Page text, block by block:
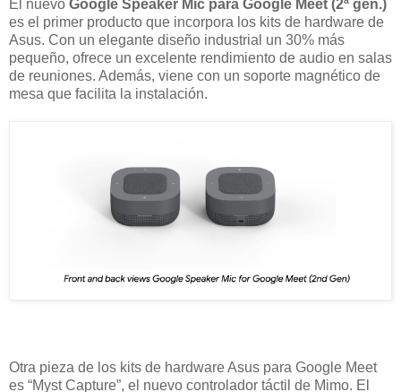
El nuevo Google Speaker Mic para Google Meet (2ª gen.)
es el primer producto que incorpora los kits de hardware de
Asus. Con un elegante diseño industrial un 30% más
pequeño, ofrece un excelente rendimiento de audio en salas
de reuniones. Además, viene con un soporte magnético de
mesa que facilita la instalación.
Otra pieza de los kits de hardware Asus para Google Meet
es “Myst Capture”, el nuevo controlador táctil de Mimo. El